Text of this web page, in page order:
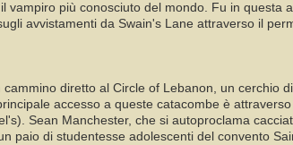
vampiro più conosciuto del mondo. Fu in
avvistamenti da Swain's Lane attraverso il
cammino diretto al Circle of Lebanon, un cerchio
accesso a queste catacombe è
Sean Manchester, che si autoproclama
paio di studentesse adolescenti del convento